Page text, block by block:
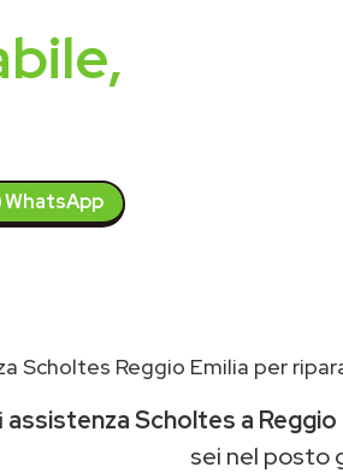
WhatsApp
Scholtes Reggio Emilia per
assistenza Scholtes a Reggio
sei nel posto